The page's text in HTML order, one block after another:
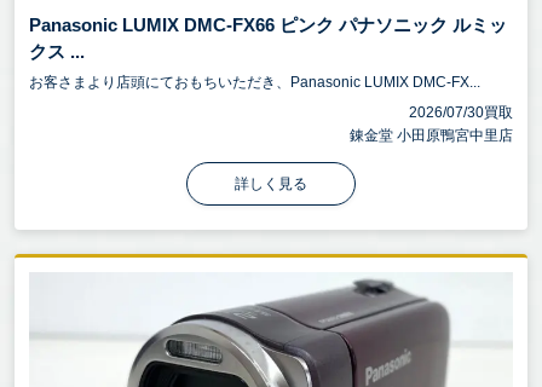
Panasonic LUMIX DMC-FX66 ピンク パナソニック ルミッ
クス ...
お客さまより店頭にておもちいただき、Panasonic LUMIX DMC-FX...
2026/07/30買取
錬金堂 小田原鴨宮中里店
詳しく見る